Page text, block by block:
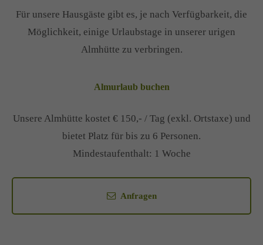
Für unsere Hausgäste gibt es, je nach Verfügbarkeit, die
Möglichkeit, einige Urlaubstage in unserer urigen
Almhütte zu verbringen.
Almurlaub buchen
Unsere Almhütte kostet € 150,- / Tag (exkl. Ortstaxe) und
bietet Platz für bis zu 6 Personen.
Mindestaufenthalt: 1 Woche
Anfragen